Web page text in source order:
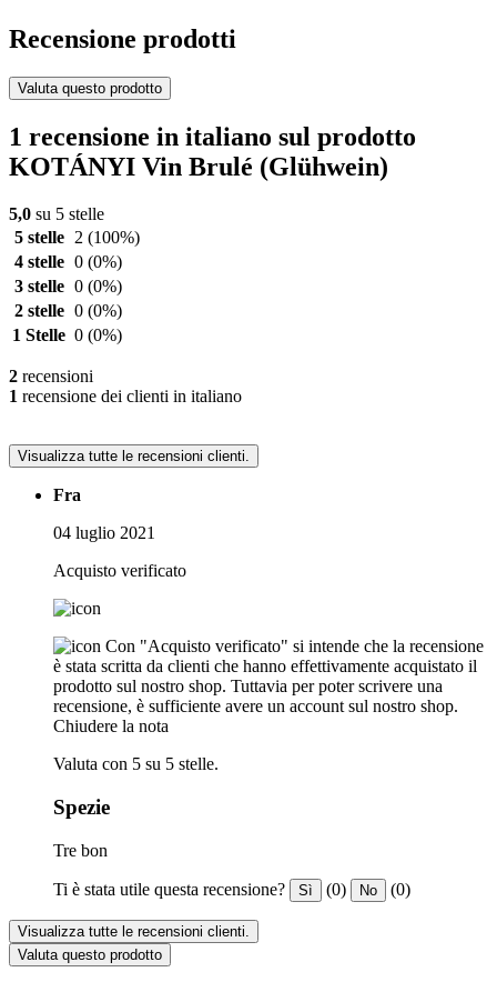
Recensione prodotti
Valuta questo prodotto
1 recensione in italiano sul prodotto
KOTÁNYI Vin Brulé (Glühwein)
5,0 su 5 stelle
5 stelle
2 (100%)
4 stelle 0 (0%)
3 stelle 0 (0%)
2 stelle 0 (0%)
1 Stelle 0 (0%)
2 recensioni
1 recensione dei clienti in italiano
Visualizza tutte le recensioni clienti.
Fra
04 luglio 2021
Acquisto verificato
Con "Acquisto verificato" si intende che la recensione
è stata scritta da clienti che hanno effettivamente acquistato il
prodotto sul nostro shop. Tuttavia per poter scrivere una
recensione, è sufficiente avere un account sul nostro shop.
Chiudere la nota
Valuta con 5 su 5 stelle.
Spezie
Tre bon
Ti è stata utile questa recensione? Sì (0) No (0)
Visualizza tutte le recensioni clienti.
Valuta questo prodotto